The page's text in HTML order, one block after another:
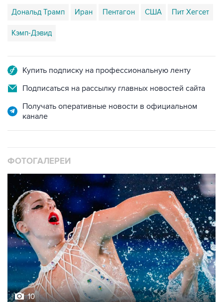
Дональд Трамп Иран Пентагон США Пит Хегсет
Кэмп-Дэвид
Купить подписку на профессиональную ленту
Подписаться на рассылку главных новостей сайта
Получать оперативные новости в официальном
канале
ФОТОГАЛЕРЕИ
10